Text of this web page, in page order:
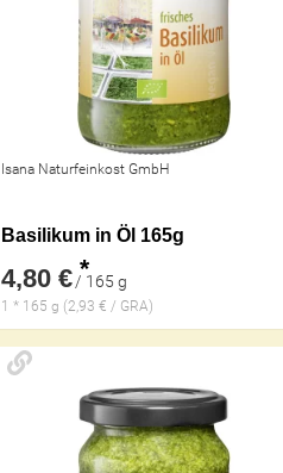
Isana Naturfeinkost GmbH
Basilikum in Öl 165g
4,80 €*
/ 165 g
1 * 165 g (2,93 € / GRA)